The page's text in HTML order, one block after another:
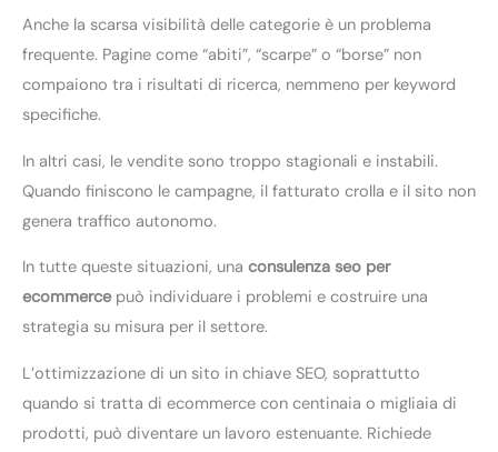
Anche la scarsa visibilità delle categorie è un problema
frequente. Pagine come “abiti”, “scarpe” o “borse” non
compaiono tra i risultati di ricerca, nemmeno per keyword
specifiche.
In altri casi, le vendite sono troppo stagionali e instabili.
Quando finiscono le campagne, il fatturato crolla e il sito non
genera traffico autonomo.
In tutte queste situazioni, una consulenza seo per
ecommercepuò individuare i problemi e costruire una
strategia su misura per il settore.
L’ottimizzazione di un sito in chiave SEO, soprattutto
quando si tratta di ecommerce con centinaia o migliaia di
prodotti, può diventare un lavoro estenuante. Richiede